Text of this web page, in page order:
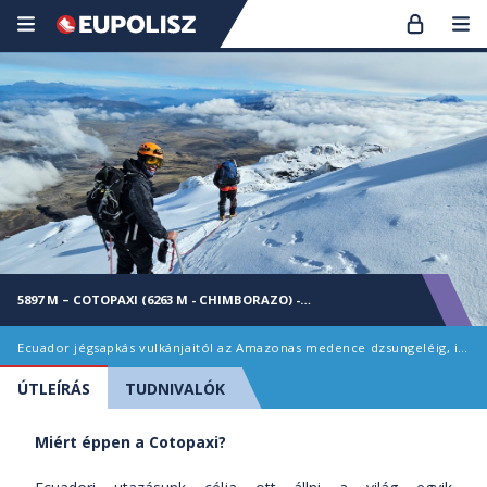
5897 M – COTOPAXI (6263 M - CHIMBORAZO) -
Ecuador jégsapkás vulkánjaitól az Amazonas medence dzsungeléig, igazi adrenalin-őrülettel fűszerezve
ÚTLEÍRÁS TUDNIVALÓK
Miért éppen a Cotopaxi?